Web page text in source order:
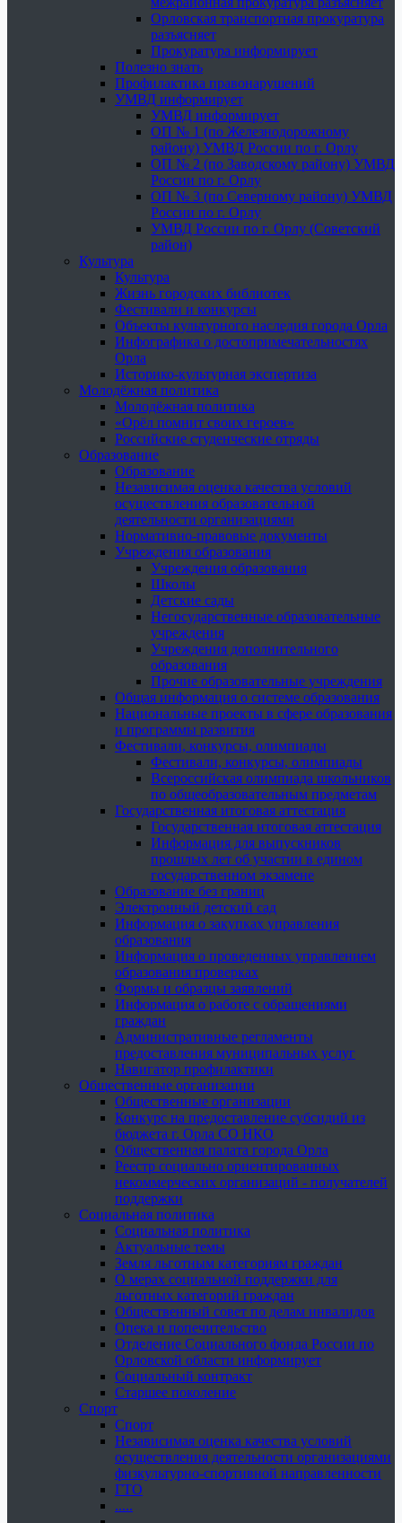
Орловская транспортная прокуратура
разъясняет
Прокуратура информирует
Полезно знать
Профилактика правонарушений
УМВД информирует
УМВД информирует
ОП № 1 (по Железнодорожному
району) УМВД России по г. Орлу
ОП № 2 (по Заводскому району) УМВД
России по г. Орлу
ОП № 3 (по Северному району) УМВД
России по г. Орлу
УМВД России по г. Орлу (Советский
район)
Культура
Культура
Жизнь городских библиотек
Фестивали и конкурсы
Объекты культурного наследия города Орла
Инфографика о достопримечательностях
Орла
Историко-культурная экспертиза
Молодёжная политика
Молодёжная политика
«Орёл помнит своих героев»
Российские студенческие отряды
Образование
Образование
Независимая оценка качества условий
осуществления образовательной
деятельности организациями
Нормативно-правовые документы
Учреждения образования
Учреждения образования
Школы
Детские сады
Негосударственные образовательные
учреждения
Учреждения дополнительного
образования
Прочие образовательные учреждения
Общая информация о системе образования
Национальные проекты в сфере образования
и программы развития
Фестивали, конкурсы, олимпиады
Фестивали, конкурсы, олимпиады
Всероссийская олимпиада школьников
по общеобразовательным предметам
Государственная итоговая аттестация
Государственная итоговая аттестация
Информация для выпускников
прошлых лет об участии в едином
государственном экзамене
Образование без границ
Электронный детский сад
Информация о закупках управления
образования
Информация о проведенных управлением
образования проверках
Формы и образцы заявлений
Информация о работе с обращениями
граждан
Административные регламенты
предоставления муниципальных услуг
Навигатор профилактики
Общественные организации
Общественные организации
Конкурс на предоставление субсидий из
бюджета г. Орла СО НКО
Общественная палата города Орла
Реестр социально ориентированных
некоммерческих организаций - получателей
поддержки
Социальная политика
Социальная политика
Актуальные темы
Земля льготным категориям граждан
О мерах социальной поддержки для
льготных категорий граждан
Общественный совет по делам инвалидов
Опека и попечительство
Отделение Социального фонда России по
Орловской области информирует
Социальный контракт
Старшее поколение
Спорт
Спорт
Независимая оценка качества условий
осуществления деятельности организациями
физкультурно-спортивной направленности
ГТО
.....